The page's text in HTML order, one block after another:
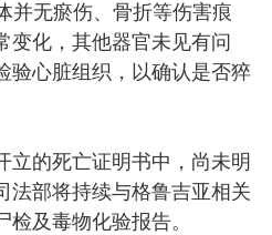
并无瘀伤、骨折等伤害痕
变化，其他器官未见有问
验心脏组织，以确认是否猝
立的死亡证明书中，尚未明
法部将持续与格鲁吉亚相关
及毒物化验报告。